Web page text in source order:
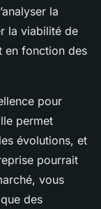
la
la viabilité de
en fonction des
pour
permet
évolutions, et
pourrait
vous
des